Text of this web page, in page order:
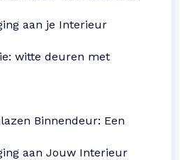
aan je Interieur
witte deuren met
Binnendeur: Een
aan Jouw Interieur